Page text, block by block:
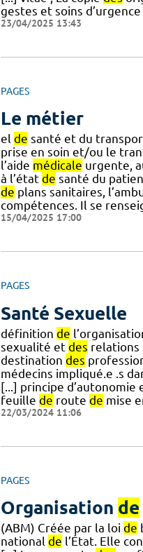
gestes et soins d’urgence
23/04/2025 13:43
PAGES
Le métier
el de santé et du
prise en soin et/ou le
l’aide médicale urgente,
à l’état de santé du
de plans sanitaires,
compétences. Il se
15/04/2025 17:00
PAGES
Santé Sexuelle
définition de
sexualité et des relations
destination des
médecins impliqué.e .s
[...] principe d’autonomie
feuille de route de mise
22/03/2024 11:06
PAGES
Organisation de
(ABM) Créée par la loi de
national de l’État. Elle